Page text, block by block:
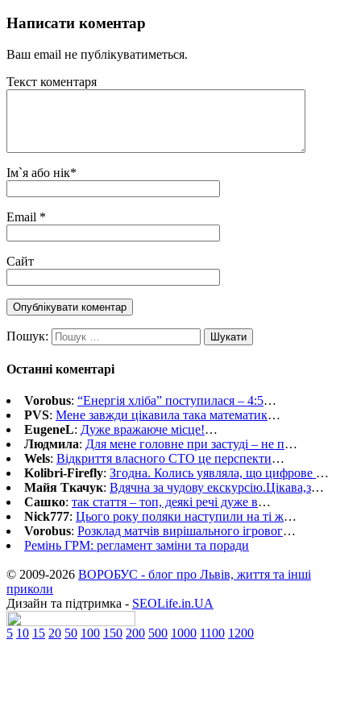
Написати коментар
Ваш email не публікуватиметься.
Текст коментаря
Ім`я або нік*
Email *
Сайт
Пошук:
Останні коментарі
Vorobus: “Енергія хліба” поступилася – 4:5…
PVS: Мене завжди цікавила така математик…
EugeneL: Дуже вражаюче місце!…
Людмила: Для мене головне при застуді – не п…
Wels: Відкриття власного СТО це перспекти…
Kolibri-Firefly: Згодна. Колись уявляла, що цифрове …
Майя Ткачук: Вдячна за чудову екскурсію.Цікава,з…
Сашко: так стаття – топ, деякі речі дуже в…
Nick777: Цього року поляки наступили на ті ж…
Vorobus: Розклад матчів вирішального ігровог…
Ремінь ГРМ: регламент заміни та поради
© 2009-2026 ВОРОБУС - блог про Львів, життя та інші
приколи
Дизайн та підтримка - SEOLife.in.UA
5 10 15 20 50 100 150 200 500 1000 1100 1200